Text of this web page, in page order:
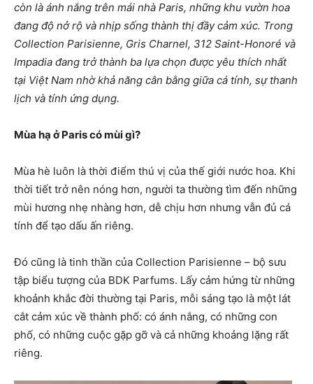
còn là ánh nắng trên mái nhà Paris, những khu vườn hoa
đang độ nở rộ và nhịp sống thành thị đầy cảm xúc. Trong
Collection Parisienne, Gris Charnel, 312 Saint-Honoré và
Impadia đang trở thành ba lựa chọn được yêu thích nhất
tại Việt Nam nhờ khả năng cân bằng giữa cá tính, sự thanh
lịch và tính ứng dụng.
Mùa hạ ở Paris có mùi gì?
Mùa hè luôn là thời điểm thú vị của thế giới nước hoa. Khi
thời tiết trở nên nóng hơn, người ta thường tìm đến những
mùi hương nhẹ nhàng hơn, dễ chịu hơn nhưng vẫn đủ cá
tính để tạo dấu ấn riêng.
Đó cũng là tinh thần của Collection Parisienne – bộ sưu
tập biểu tượng của BDK Parfums. Lấy cảm hứng từ những
khoảnh khắc đời thường tại Paris, mỗi sáng tạo là một lát
cắt cảm xúc về thành phố: có ánh nắng, có những con
phố, có những cuộc gặp gỡ và cả những khoảng lặng rất
riêng.